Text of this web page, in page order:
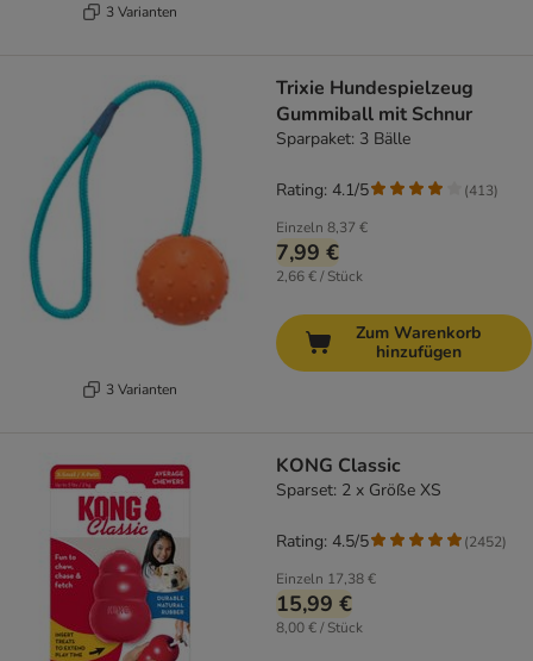
3 Varianten
3 Varianten
Trixie Hundespielzeug
Gummiball mit Schnur
Sparpaket: 3 Bälle
Einzeln 8,37 €
7,99 €
2,66 € / Stück
Rating: 4.1/5 (413)
Zum Warenkorb
hinzufügen
KONG Classic
Sparset: 2 x Größe XS
Einzeln 17,38 €
15,99 €
8,00 € / Stück
Rating: 4.5/5 (2452)